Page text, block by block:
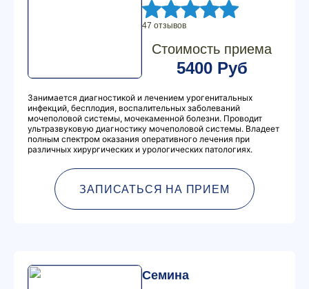
47 отзывов
Стоимость приема
5400 Руб
Занимается диагностикой и лечением урогенитальных
инфекций, бесплодия, воспалительных заболеваний
мочеполовой системы, мочекаменной болезни. Проводит
ультразвуковую диагностику мочеполовой системы. Владеет
полным спектром оказания оперативного лечения при
различных хирургических и урологических патологиях.
ЗАПИСАТЬСЯ НА ПРИЕМ
Семина